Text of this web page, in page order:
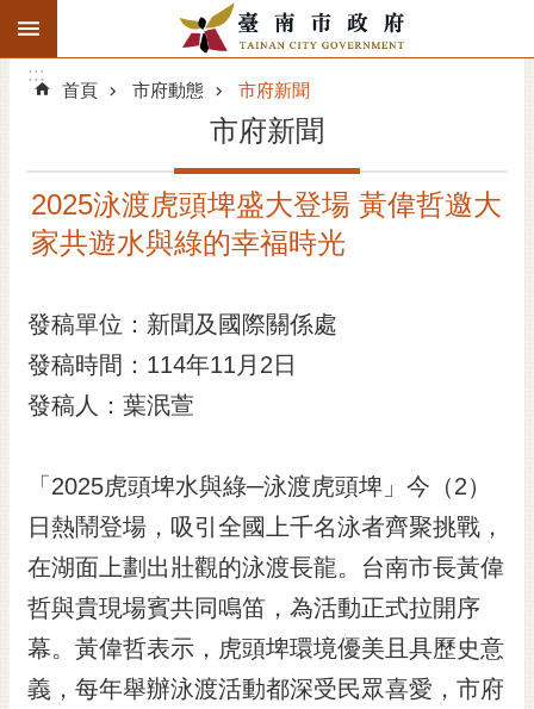
跳到主要內容區塊
搜
階
精彩府城
市府團隊
主題服務
市民互動
黃
偉
哲
螢
光
:::
:::
首頁 市府動態 市府新聞
市府新聞
2025泳渡虎頭埤盛大登場 黃偉哲邀大
家共遊水與綠的幸福時光
發稿單位：新聞及國際關係處
發稿時間：114年11月2日
發稿人：葉泯萱
「2025虎頭埤水與綠─泳渡虎頭埤」今（2）
日熱鬧登場，吸引全國上千名泳者齊聚挑戰，
在湖面上劃出壯觀的泳渡長龍。台南市長黃偉
哲與貴現場賓共同鳴笛，為活動正式拉開序
幕。黃偉哲表示，虎頭埤環境優美且具歷史意
義，每年舉辦泳渡活動都深受民眾喜愛，市府